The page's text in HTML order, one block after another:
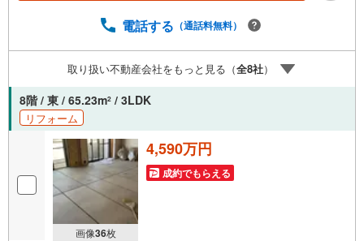
駐車料金が、月額20000の嬉しい物件です。素敵なデザイ
イドバルコニーがあります。バルコニーが10.5平米の大き
さの物件です。この度は、数ある物件の中から弊社の物件
をご覧いただき、誠にありがとうございます。もし気にな
る点があればお気軽にお問い合わせください。お客様の理
想の住まい探しを、心を込めてお手伝いさせていただきま
す。
電話する （通話料無料）
取り扱い不動産会社をもっと見る（全8社）
8階 / 東 / 65.23m2 / 3LDK
リフォーム
画像36枚
4,590万円
成約でもらえる